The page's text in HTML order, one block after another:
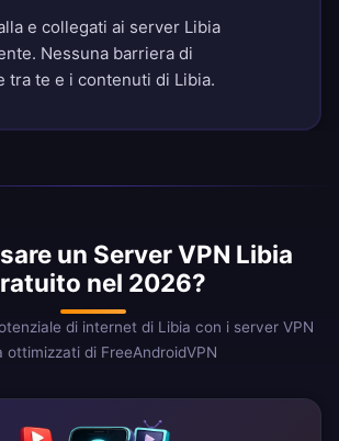
e collegati ai server Libia
Nessuna barriera di
tra te e i contenuti di Libia.
un Server VPN Libia
nel 2026?
di internet di Libia con i server VPN
ottimizzati di FreeAndroidVPN